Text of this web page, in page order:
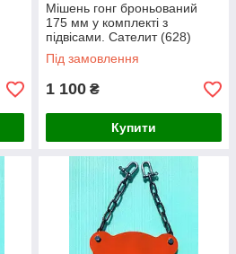
Мішень гонг броньований
175 мм у комплекті з
підвісами. Сателит (628)
Під замовлення
1 100 ₴
Купити